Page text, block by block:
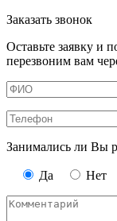
Заказать звонок
Оставьте заявку и
перезвоним вам
Занимались ли Вы
Да Нет